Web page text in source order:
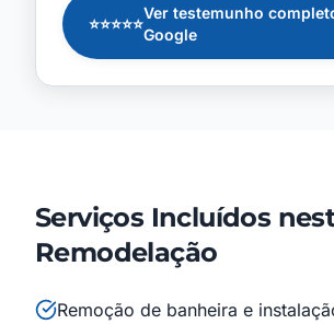
⭐⭐⭐⭐⭐
Ver testemunho
Google
Serviços Incluídos
Remodelação
Remoção de banheira e